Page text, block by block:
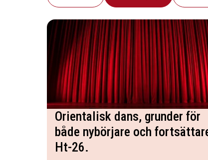
Orientalisk dans, grunder för
både nybörjare och
Ht-26.